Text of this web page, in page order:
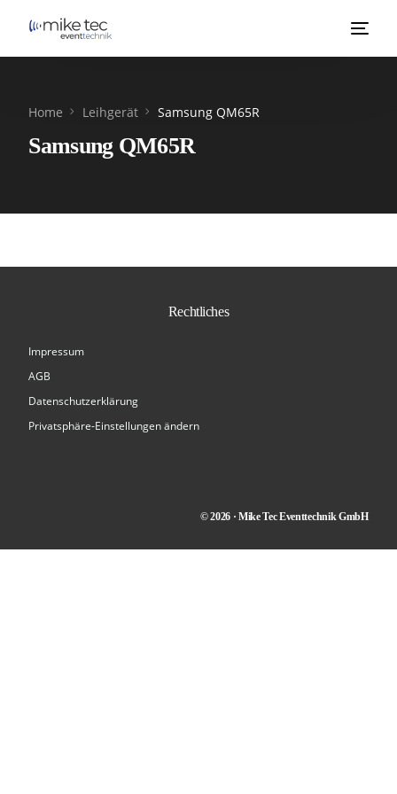
Home Leihgerät Samsung QM65R
Samsung QM65R
Rechtliches
Impressum
AGB
Datenschutzerklärung
Privatsphäre-Einstellungen ändern
© 2026 · Mike Tec Eventtechnik GmbH